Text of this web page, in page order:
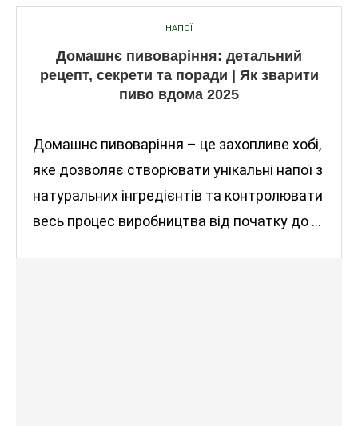
НАПОЇ
Домашнє пивоваріння: детальний
рецепт, секрети та поради | Як зварити
пиво вдома 2025
Домашнє пивоваріння – це захопливе хобі,
яке дозволяє створювати унікальні напої з
натуральних інгредієнтів та контролювати
весь процес виробництва від початку до …